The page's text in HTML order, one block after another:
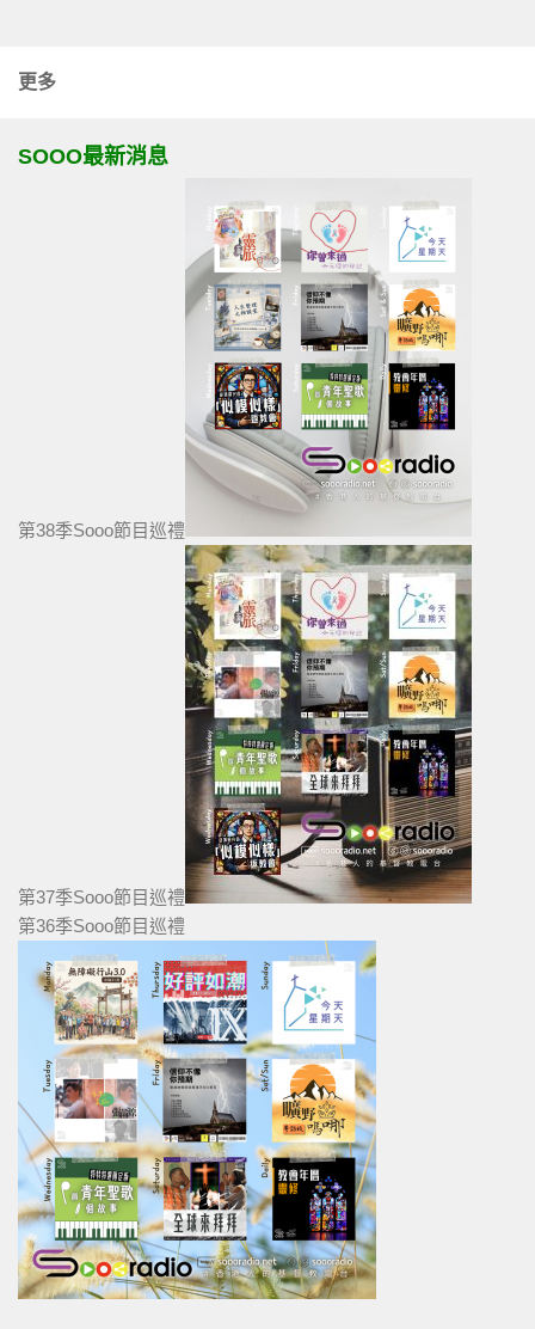
更多
SOOO最新消息
第38季Sooo節目巡禮
第37季Sooo節目巡禮
第36季Sooo節目巡禮